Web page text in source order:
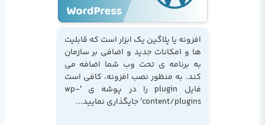
افزونه یا پلاگین یک ابزار است که قابلیت
ها و امکانات جدید و اضافی بر سازمان
به برنامه ی تحت وب شما اضافه می
کند. به منظور نصب افزونه، کافی است
فایل plugin را در پوشه ی 'wp-
content/plugins' جایگذاری نمایید...